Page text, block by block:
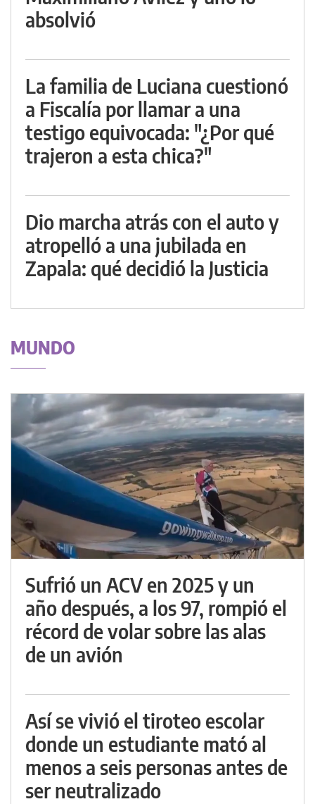
absolvió
La familia de Luciana cuestionó
a Fiscalía por llamar a una
testigo equivocada: "¿Por qué
trajeron a esta chica?"
Dio marcha atrás con el auto y
atropelló a una jubilada en
Zapala: qué decidió la Justicia
MUNDO
Sufrió un ACV en 2025 y un
año después, a los 97, rompió el
récord de volar sobre las alas
de un avión
Así se vivió el tiroteo escolar
donde un estudiante mató al
menos a seis personas antes de
ser neutralizado